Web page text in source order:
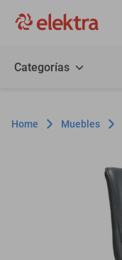
Categorías
Muebles